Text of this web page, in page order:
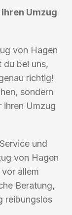
Umzug
von Hagen
du bei uns,
richtig!
sondern
ihren Umzug
und
von Hagen
allem
Beratung,
reibungslos